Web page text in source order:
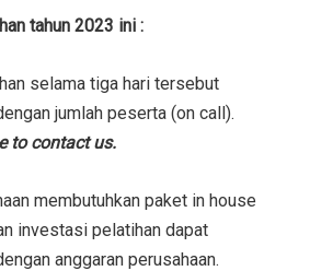
tahun 2023 ini :
selama tiga hari tersebut
jumlah peserta (on call).
to contact us.
membutuhkan paket in house
investasi pelatihan dapat
anggaran perusahaan.